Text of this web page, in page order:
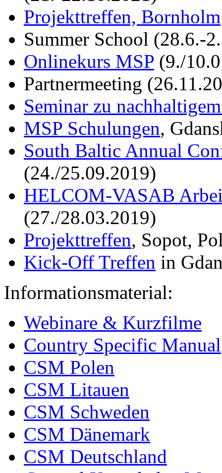
Projekttreffen, Bornholm
Summer School (28.6.-
Onlinekurs MSP (9./
Partnermeeting
Seminar zu
MSP Schulungen,
South Baltic Annual
(24./25.09.2019)
HELCOM-VASAB
(27./28.03.2019)
Projekttreffen, Sopot,
Kick-Off Treffen in
Informationsmaterial:
Webinare & Kurzfilme
Country Specific Manual
CSM Polen
CSM Litauen
CSM Schweden
CSM Dänemark
CSM Deutschland